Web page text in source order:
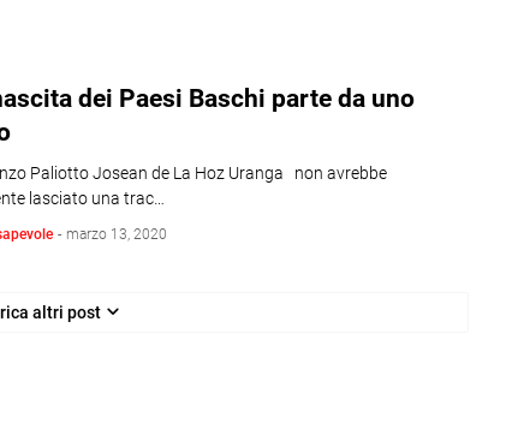
dei Paesi Baschi parte da uno
Paliotto Josean de La Hoz Uranga non avrebbe
lasciato una trac…
- marzo 13, 2020
altri post